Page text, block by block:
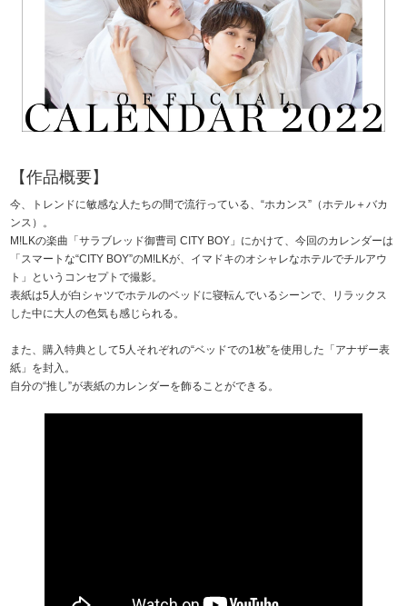
【作品概要】
今、トレンドに敏感な人たちの間で流行っている、“ホカンス”（ホテル＋バカ
ンス）。
M!LKの楽曲「サラブレッド御曹司 CITY BOY」にかけて、今回のカレンダーは
「スマートな“CITY BOY”のM!LKが、イマドキのオシャレなホテルでチルアウ
ト」というコンセプトで撮影。
表紙は5人が白シャツでホテルのベッドに寝転んでいるシーンで、リラックス
した中に大人の色気も感じられる。
また、購入特典として5人それぞれの“ベッドでの1枚”を使用した「アナザー表
紙」を封入。
自分の“推し”が表紙のカレンダーを飾ることができる。